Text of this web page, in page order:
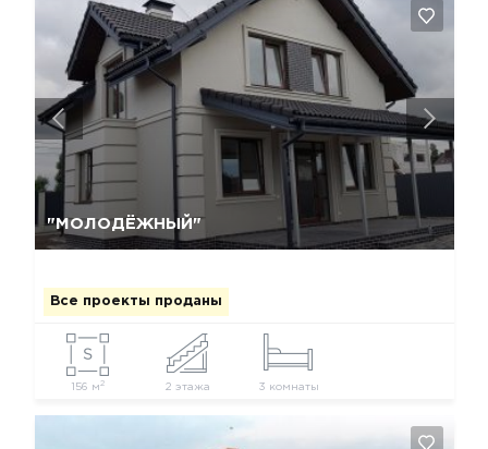
"МОЛОДЁЖНЫЙ"
Все проекты проданы
156 м 2 2 этажа 3 комнаты
Да, удалить